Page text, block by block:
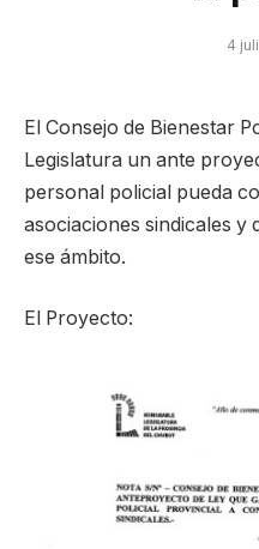
4
El Consejo de Bienestar
Legislatura un ante
personal policial pueda
asociaciones sindicales y
ese ámbito.
El Proyecto: